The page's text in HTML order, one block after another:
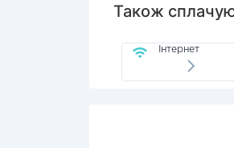
Також
Інтернет